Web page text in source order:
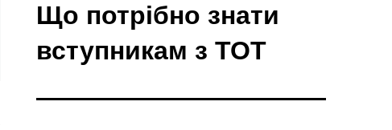
Що потрібно знати
вступникам з ТОТ